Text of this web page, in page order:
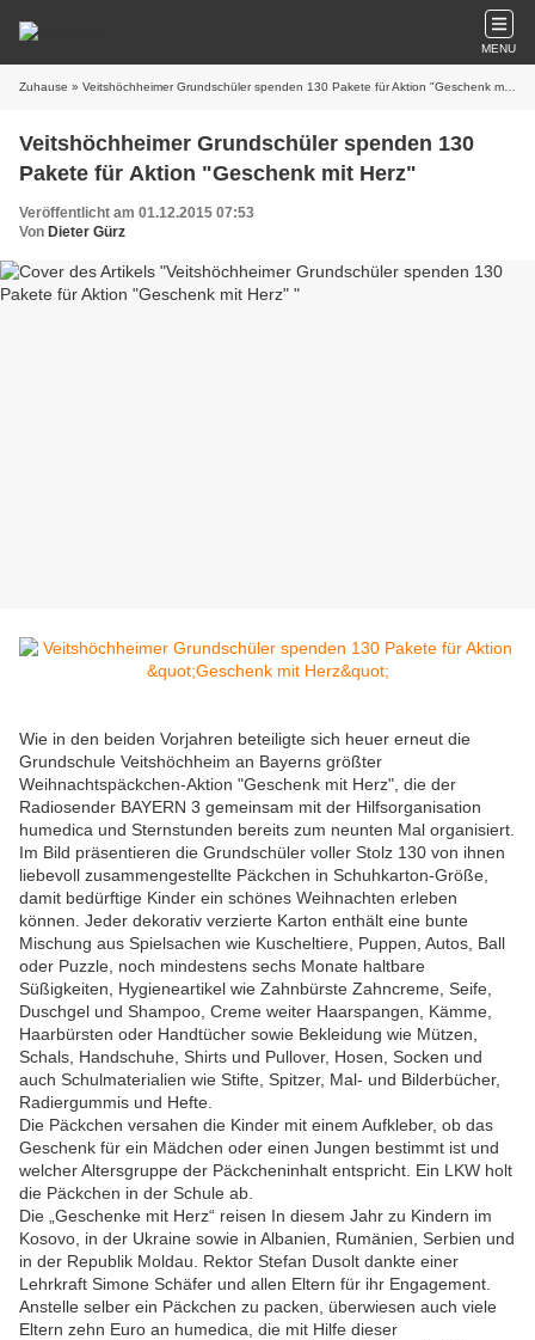
MENU
Zuhause » Veitshöchheimer Grundschüler spenden 130 Pakete für Aktion "Geschenk mit Herz"
Veitshöchheimer Grundschüler spenden 130
Pakete für Aktion "Geschenk mit Herz"
Veröffentlicht am 01.12.2015 07:53
Von Dieter Gürz
Wie in den beiden Vorjahren beteiligte sich heuer erneut die
Grundschule Veitshöchheim an Bayerns größter
Weihnachtspäckchen-Aktion "Geschenk mit Herz", die der
Radiosender BAYERN 3 gemeinsam mit der Hilfsorganisation
humedica und Sternstunden bereits zum neunten Mal organisiert.
Im Bild präsentieren die Grundschüler voller Stolz 130 von ihnen
liebevoll zusammengestellte Päckchen in Schuhkarton-Größe,
damit bedürftige Kinder ein schönes Weihnachten erleben
können. Jeder dekorativ verzierte Karton enthält eine bunte
Mischung aus Spielsachen wie Kuscheltiere, Puppen, Autos, Ball
oder Puzzle, noch mindestens sechs Monate haltbare
Süßigkeiten, Hygieneartikel wie Zahnbürste Zahncreme, Seife,
Duschgel und Shampoo, Creme weiter Haarspangen, Kämme,
Haarbürsten oder Handtücher sowie Bekleidung wie Mützen,
Schals, Handschuhe, Shirts und Pullover, Hosen, Socken und
auch Schulmaterialien wie Stifte, Spitzer, Mal- und Bilderbücher,
Radiergummis und Hefte.
Die Päckchen versahen die Kinder mit einem Aufkleber, ob das
Geschenk für ein Mädchen oder einen Jungen bestimmt ist und
welcher Altersgruppe der Päckcheninhalt entspricht. Ein LKW holt
die Päckchen in der Schule ab.
Die „Geschenke mit Herz“ reisen In diesem Jahr zu Kindern im
Kosovo, in der Ukraine sowie in Albanien, Rumänien, Serbien und
in der Republik Moldau. Rektor Stefan Dusolt dankte einer
Lehrkraft Simone Schäfer und allen Eltern für ihr Engagement.
Anstelle selber ein Päckchen zu packen, überwiesen auch viele
Eltern zehn Euro an humedica, die mit Hilfe dieser